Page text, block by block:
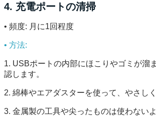
4. 充電ポートの清掃
• 頻度: 月に1回程度
• 方法:
1. USBポートの内部にほこりやゴミが溜
認します。
2. 綿棒やエアダスターを使って、やさし
3. 金属製の工具や尖ったものは使わない